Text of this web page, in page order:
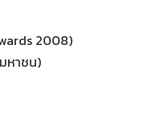
2008)
หาชน)